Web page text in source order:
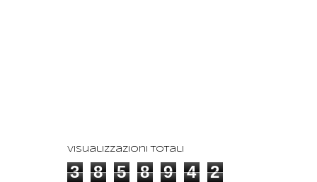
Visualizzazioni totali
3 8 5 8 9 4 2